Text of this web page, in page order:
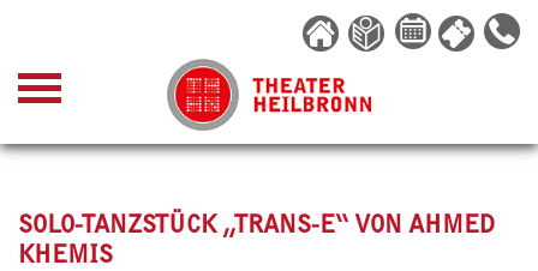
content
SOLO-TANZSTÜCK „TRANS-E“ VON AHMED
KHEMIS